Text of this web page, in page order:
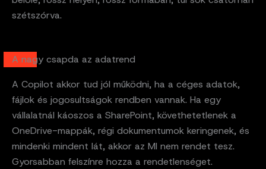
szétszórva.
A nagy csapda az adatrend
A Copilot akkor tud jól működni, ha a céges adatok,
fájlok és jogosultságok rendben vannak. Ha egy
vállalatnál káoszos a SharePoint, követhetetlenek a
OneDrive-mappák, régi dokumentumok keringenek, és
mindenki mindent lát, akkor az MI nem rendet tesz.
Gyorsabban felszínre hozza a rendetlenséget.